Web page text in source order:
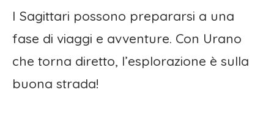
I Sagittari possono prepararsi a una
fase di viaggi e avventure. Con Urano
che torna diretto, l’esplorazione è sulla
buona strada!